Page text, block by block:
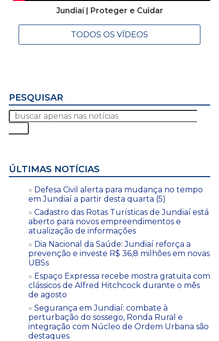
Jundiaí | Proteger e Cuidar
TODOS OS VÍDEOS
PESQUISAR
ÚLTIMAS NOTÍCIAS
Defesa Civil alerta para mudança no tempo
em Jundiaí a partir desta quarta (5)
Cadastro das Rotas Turísticas de Jundiaí está
aberto para novos empreendimentos e
atualização de informações
Dia Nacional da Saúde: Jundiaí reforça a
prevenção e investe R$ 36,8 milhões em novas
UBSs
Espaço Expressa recebe mostra gratuita com
clássicos de Alfred Hitchcock durante o mês
de agosto
Segurança em Jundiaí: combate à
perturbação do sossego, Ronda Rural e
integração com Núcleo de Ordem Urbana são
destaques